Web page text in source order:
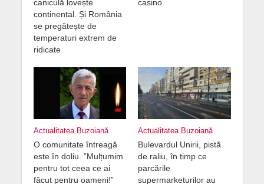
caniculă lovește
continental. Și România
se pregătește de
temperaturi extrem de
ridicate
casino
Actualitatea Buzoiană
O comunitate întreagă
este în doliu. ”Mulțumim
pentru tot ceea ce ai
făcut pentru oameni!”
Actualitatea Buzoiană
Bulevardul Unirii, pistă
de raliu, în timp ce
parcările
supermarketurilor au